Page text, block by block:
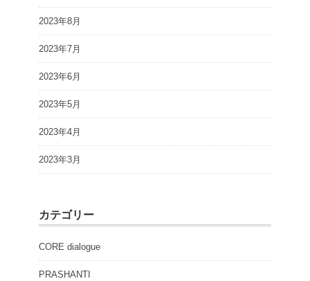
2023年8月
2023年7月
2023年6月
2023年5月
2023年4月
2023年3月
カテゴリー
CORE dialogue
PRASHANTI